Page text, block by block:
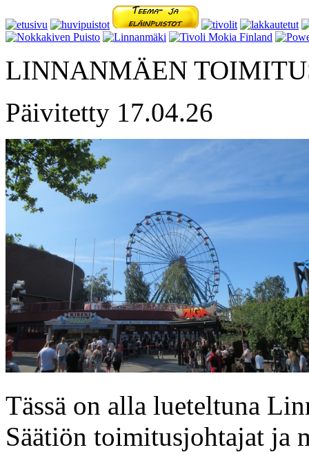
LINNANMÄEN
Päivitetty 17.04.26
Tässä on alla lueteltuna
Säätiön toimitusjohtajat ja